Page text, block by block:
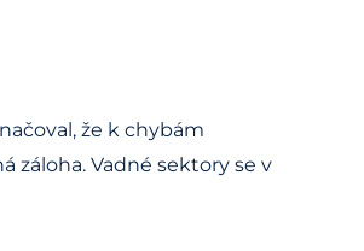
že k chybám
záloha. Vadné sektory se v